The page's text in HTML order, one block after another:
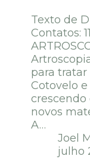
Texto de
Contatos:
para tratar
Cotovelo
novos
A…
Joel
julho